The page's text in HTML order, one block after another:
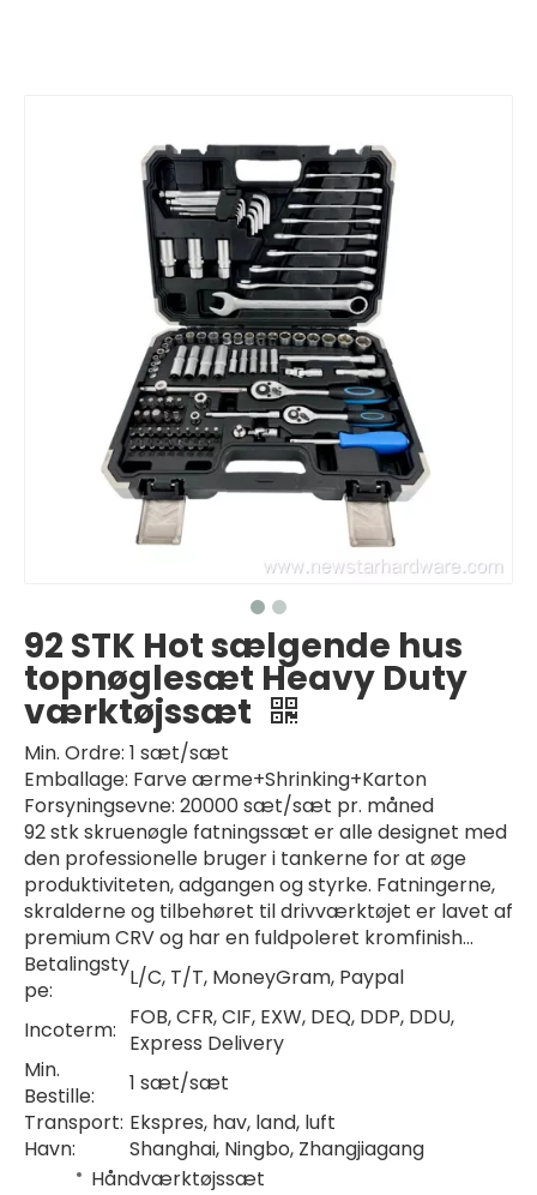
92 STK Hot sælgende hus
topnøglesæt Heavy Duty
værktøjssæt
Min. Ordre: 1 sæt/sæt
Emballage: Farve ærme+Shrinking+Karton
Forsyningsevne: 20000 sæt/sæt pr. måned
92 stk skruenøgle fatningssæt er alle designet med
den professionelle bruger i tankerne for at øge
produktiviteten, adgangen og styrke. Fatningerne,
skralderne og tilbehøret til drivværktøjet er lavet af
premium CRV og har en fuldpoleret kromfinish...
Betalingsty
pe:
L/C, T/T, MoneyGram, Paypal
Incoterm: FOB, CFR, CIF, EXW, DEQ, DDP, DDU,
Express Delivery
Min.
Bestille:
1 sæt/sæt
Transport: Ekspres, hav, land, luft
Havn:
Shanghai, Ningbo, Zhangjiagang
Håndværktøjssæt